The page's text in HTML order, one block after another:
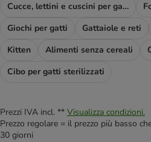
Cucce, lettini e cuscini per gatti
Giochi per gatti
Gattaiole e reti
Kitten
Alimenti senza cereali
Cibo per gatti sterilizzati
Prezzi IVA incl. ** Visualizza condizioni.
Prezzo regolare = il prezzo più basso
30 giorni